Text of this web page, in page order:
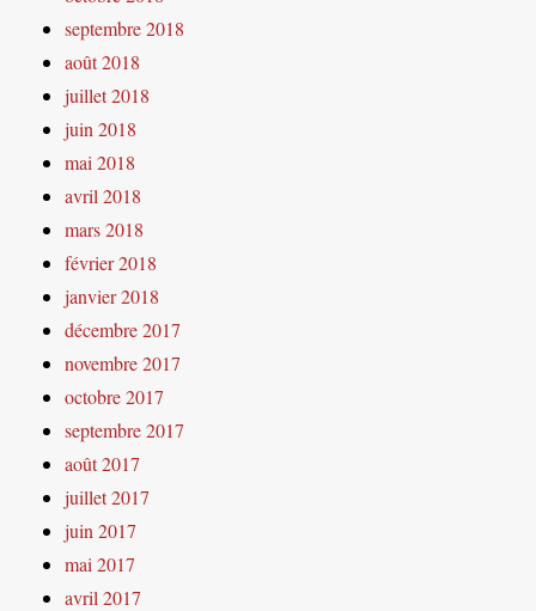
septembre 2018
août 2018
juillet 2018
juin 2018
mai 2018
avril 2018
mars 2018
février 2018
janvier 2018
décembre 2017
novembre 2017
octobre 2017
septembre 2017
août 2017
juillet 2017
juin 2017
mai 2017
avril 2017